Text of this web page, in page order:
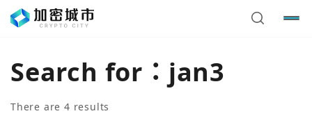
Search for： jan3
There are 4 results